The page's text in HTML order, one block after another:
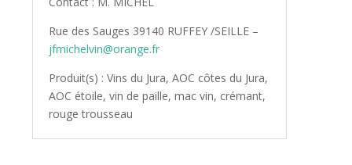
Rue des Sauges 39140 RUFFEY /SEILLE –
jfmichelvin@orange.fr
Produit(s) : Vins du Jura, AOC côtes du Jura,
AOC étoile, vin de paille, mac vin, crémant,
rouge trousseau